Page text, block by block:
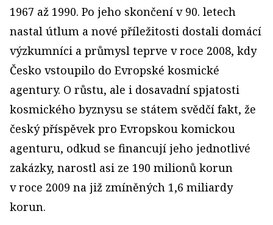
1967 až 1990. Po jeho skončení v 90. letech
nastal útlum a nové příležitosti dostali domácí
výzkumníci a průmysl teprve v roce 2008, kdy
Česko vstoupilo do Evropské kosmické
agentury. O růstu, ale i dosavadní spjatosti
kosmického byznysu se státem svědčí fakt, že
český příspěvek pro Evropskou komickou
agenturu, odkud se financují jeho jednotlivé
zakázky, narostl asi ze 190 milionů korun
v roce 2009 na již zmíněných 1,6 miliardy
korun.